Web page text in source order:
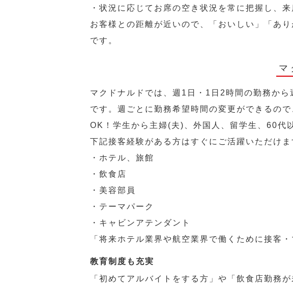
・状況に応じてお席の空き状況を常に把握し、
お客様との距離が近いので、「おいしい」「あ
です。
マ
マクドナルドでは、週1日・1日2時間の勤務か
です。週ごとに勤務希望時間の変更ができるの
OK！学生から主婦(夫)、外国人、留学生、60代
下記接客経験がある方はすぐにご活躍いただけま
・ホテル、旅館
・飲食店
・美容部員
・テーマパーク
・キャビンアテンダント
「将来ホテル業界や航空業界で働くために接客
教育制度も充実
「初めてアルバイトをする方」や「飲食店勤務